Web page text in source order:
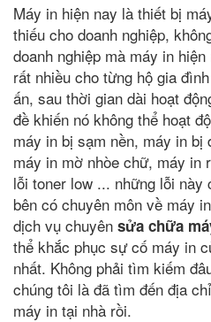
Máy in hiện nay là thiết bị
thiếu cho doanh nghiệp,
doanh nghiệp mà máy in
rất nhiều cho từng hộ gia
ấn, sau thời gian dài hoạt
đề khiến nó không thể hoạt
máy in bị sạm nền, máy in bị
máy in mờ nhòe chữ, máy in
lỗi toner low ... những lỗi
bên có chuyên môn về máy
dịch vụ chuyên sửa chữa
thể khắc phục sự cố máy in
nhất. Không phải tìm kiếm
chúng tôi là đã tìm đến địa
máy in tại nhà rồi.